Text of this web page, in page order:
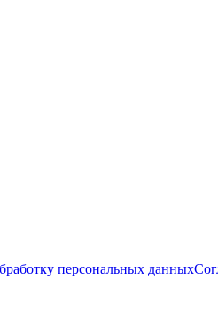
персональных данных